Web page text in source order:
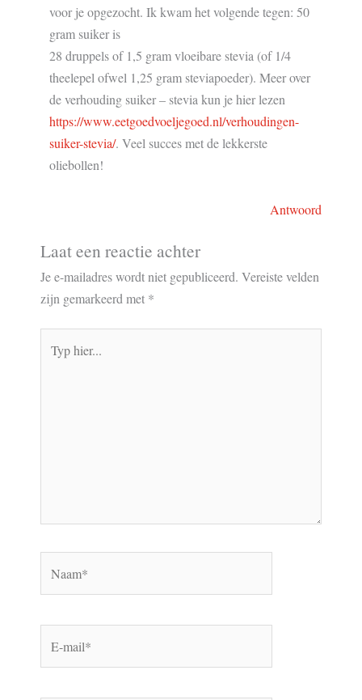
voor je opgezocht. Ik kwam het volgende tegen: 50
gram suiker is
28 druppels of 1,5 gram vloeibare stevia (of 1/4
theelepel ofwel 1,25 gram steviapoeder). Meer over
de verhouding suiker – stevia kun je hier lezen
https://www.eetgoedvoeljegoed.nl/verhoudingen-
suiker-stevia/. Veel succes met de lekkerste
oliebollen!
Antwoord
Laat een reactie achter
Je e-mailadres wordt niet gepubliceerd. Vereiste velden
zijn gemarkeerd met *
hier...
mail*